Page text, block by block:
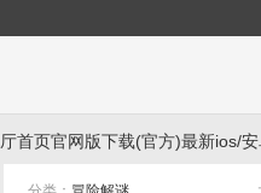
页官网版下载(官方)最新ios/安